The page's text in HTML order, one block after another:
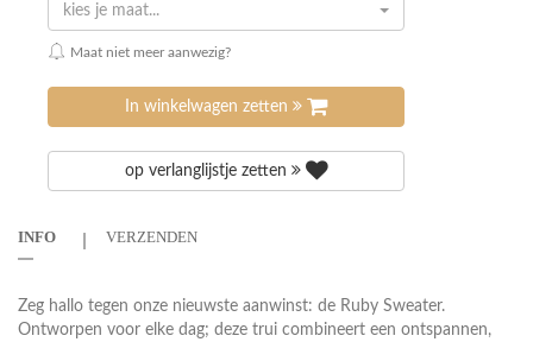
kies je maat...
Maat niet meer aanwezig?
In winkelwagen zetten
op verlanglijstje zetten
INFO VERZENDEN
Zeg hallo tegen onze nieuwste aanwinst: de Ruby Sweater.
Ontworpen voor elke dag; deze trui combineert een ontspannen,